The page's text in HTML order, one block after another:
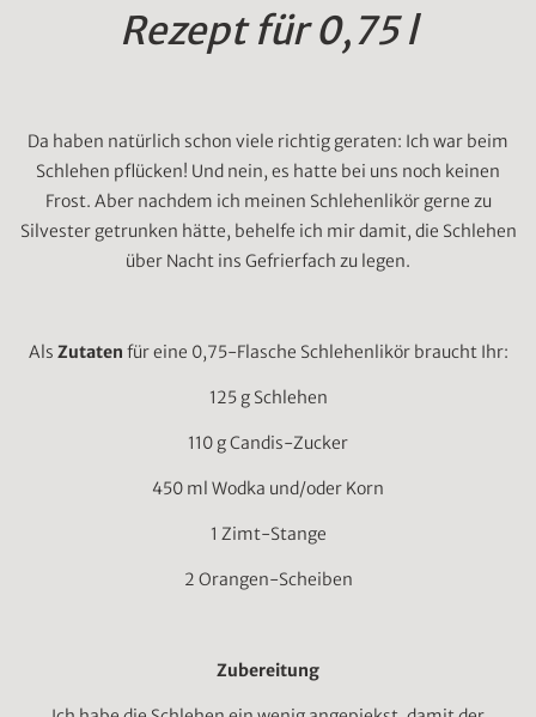
Rezept für 0,75 l
Da haben natürlich schon viele richtig geraten: Ich war beim
Schlehen pflücken! Und nein, es hatte bei uns noch keinen
Frost. Aber nachdem ich meinen Schlehenlikör gerne zu
Silvester getrunken hätte, behelfe ich mir damit, die Schlehen
über Nacht ins Gefrierfach zu legen.
Als Zutaten für eine 0,75-Flasche Schlehenlikör braucht Ihr:
125 g Schlehen
110 g Candis-Zucker
450 ml Wodka und/oder Korn
1 Zimt-Stange
2 Orangen-Scheiben
Zubereitung